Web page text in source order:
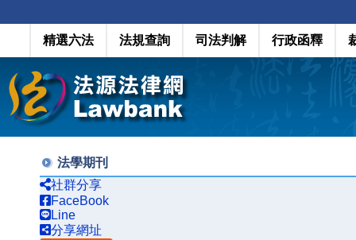
精選六法 法規查詢 司法判解 行政函釋
法學期刊
社群分享
FaceBook
Line
分享網址